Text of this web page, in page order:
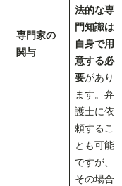
専門家の
関与
法的な専
門知識は
自身で用
意する必
要があり
ます。弁
護士に依
頼するこ
とも可能
ですが、
その場合